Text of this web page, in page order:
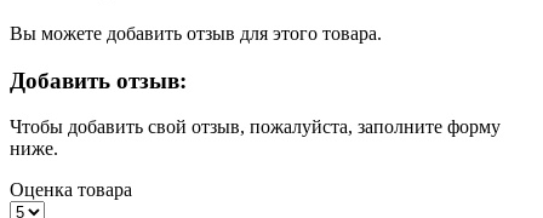
Вы можете добавить отзыв для этого товара.
Добавить отзыв:
Чтобы добавить свой отзыв, пожалуйста, заполните форму
ниже.
Оценка товара